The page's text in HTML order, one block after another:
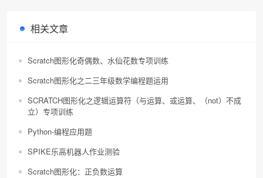
相关文章
Scratch图形化奇偶数、水仙花数专项训练
Scratch图形化之二三年级数学编程题运用
SCRATCH图形化之逻辑运算符（与运算、或运算、（not）不成
立）专项训练
Python-编程应用题
SPIKE乐高机器人作业测验
Scratch图形化：正负数运算